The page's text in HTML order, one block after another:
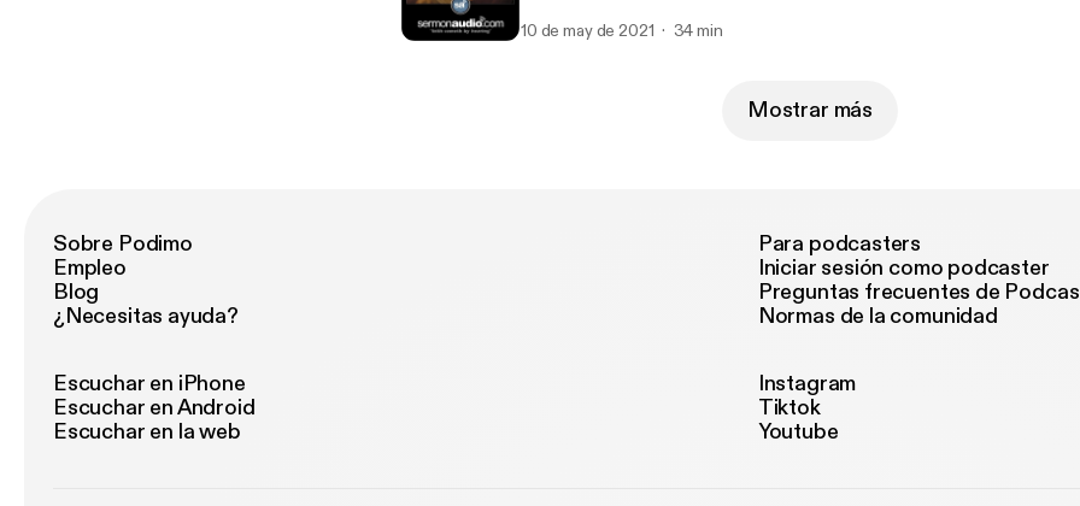
10 de may de 2021 34 min
Mostrar más
Sobre Podimo
Empleo
Blog
¿Necesitas ayuda?
Para podcasters
Iniciar sesión como podcaster
Preguntas frecuentes de
Normas de la comunidad
Escuchar en iPhone
Escuchar en Android
Escuchar en la web
Instagram
Tiktok
Youtube